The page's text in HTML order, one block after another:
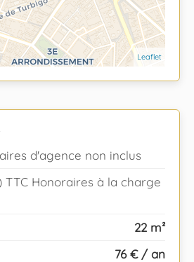
Leaflet
d'agence non inclus
TTC Honoraires à la charge
22 m²
76 € / an